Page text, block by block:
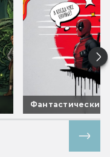
Фантастические